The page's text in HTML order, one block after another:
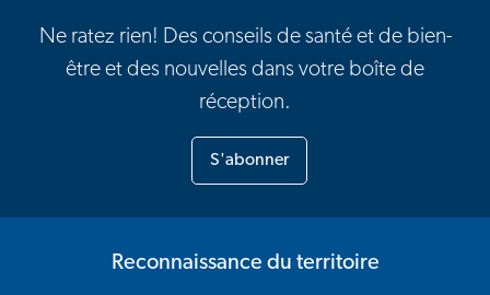
Ne ratez rien! Des conseils de santé et de bien-
être et des nouvelles dans votre boîte de
réception.
S'abonner
Reconnaissance du territoire